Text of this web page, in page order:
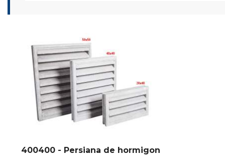
400400 - Persiana de hormigon